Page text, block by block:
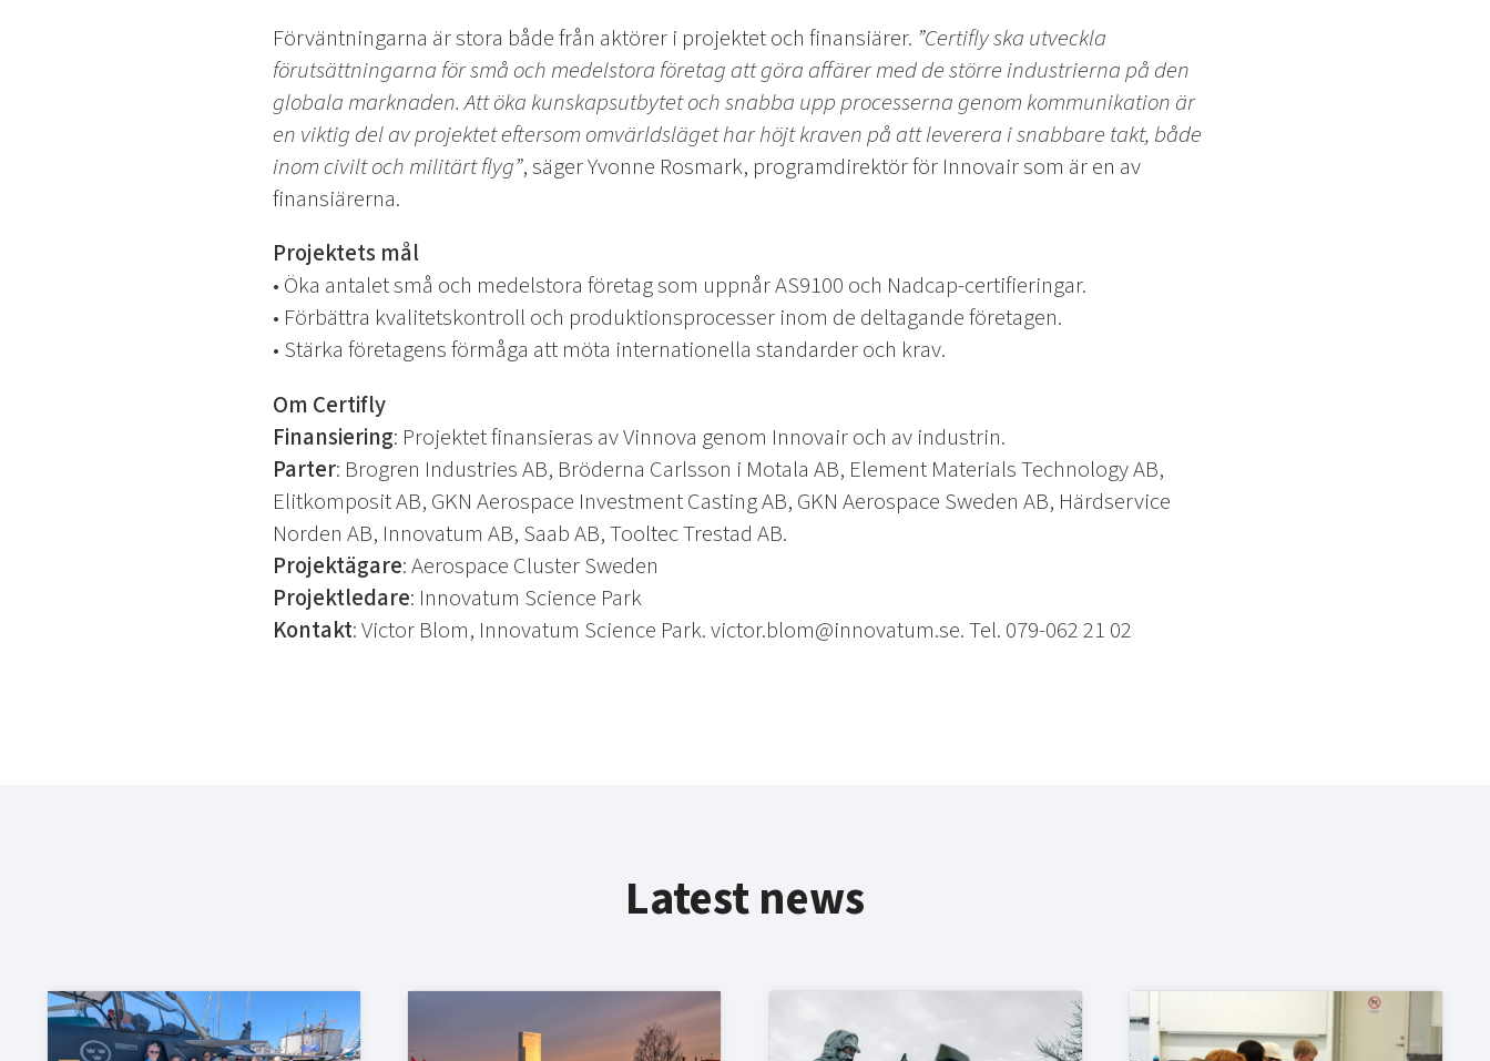
Förväntningarna är stora både från aktörer i projektet och finansiärer. ”Certifly ska utveckla
förutsättningarna för små och medelstora företag att göra affärer med de större industrierna på den
globala marknaden. Att öka kunskapsutbytet och snabba upp processerna genom kommunikation är
en viktig del av projektet eftersom omvärldsläget har höjt kraven på att leverera i snabbare takt, både
inom civilt och militärt flyg”, säger Yvonne Rosmark, programdirektör för Innovair som är en av
finansiärerna.
Projektets mål
• Öka antalet små och medelstora företag som uppnår AS9100 och Nadcap-certifieringar.
• Förbättra kvalitetskontroll och produktionsprocesser inom de deltagande företagen.
• Stärka företagens förmåga att möta internationella standarder och krav.
Om Certifly
Finansiering: Projektet finansieras av Vinnova genom Innovair och av industrin.
Parter: Brogren Industries AB, Bröderna Carlsson i Motala AB, Element Materials Technology AB,
Elitkomposit AB, GKN Aerospace Investment Casting AB, GKN Aerospace Sweden AB, Härdservice
Norden AB, Innovatum AB, Saab AB, Tooltec Trestad AB.
Projektägare: Aerospace Cluster Sweden
Projektledare: Innovatum Science Park
Kontakt: Victor Blom, Innovatum Science Park. victor.blom@innovatum.se. Tel. 079-062 21 02
Latest news